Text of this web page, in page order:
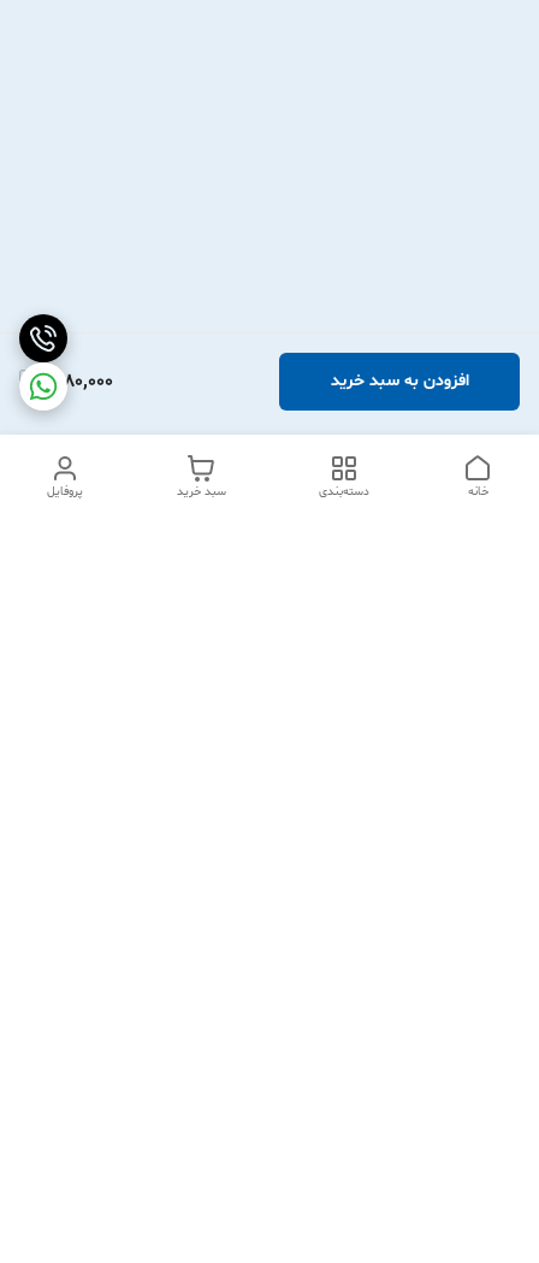
1,980,000 افزودن به سبد خرید
پروفایل سبد خرید دسته‌بندی خانه